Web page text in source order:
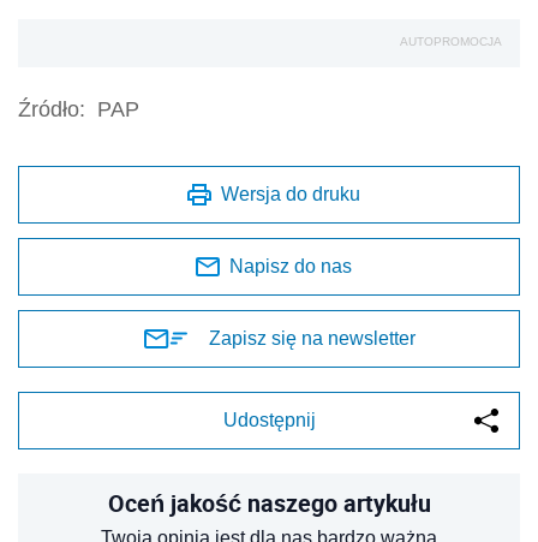
AUTOPROMOCJA
Źródło: PAP
Wersja do druku
Napisz do nas
Zapisz się na newsletter
Udostępnij
Oceń jakość naszego artykułu